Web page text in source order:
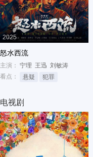
2025
怒水西流
主演： 宁理 王迅 刘敏涛
看点：
悬疑 犯罪
电视剧